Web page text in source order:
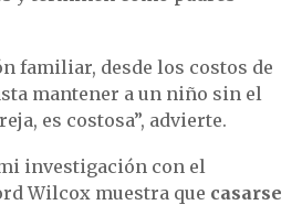
familiar, desde los costos de
mantener a un niño sin el
es costosa”, advierte.
investigación con el
Wilcox muestra que casarse